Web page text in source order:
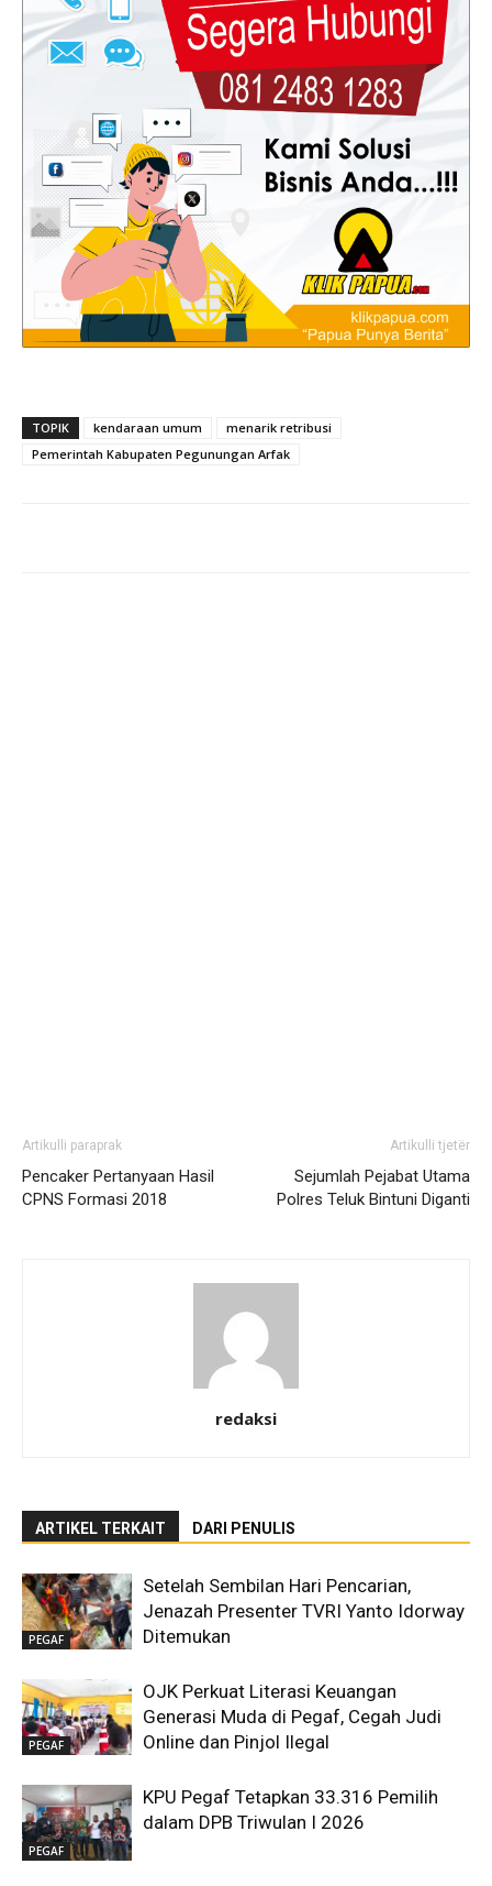
TOPIK kendaraan umum
menarik retribusi
Pemerintah Kabupaten Pegunungan Arfak
Artikulli paraprak
Pencaker Pertanyaan Hasil
CPNS Formasi 2018
Artikulli tjetër
Sejumlah Pejabat Utama
Polres Teluk Bintuni Diganti
redaksi
ARTIKEL TERKAIT DARI PENULIS
PEGAF
Setelah Sembilan Hari Pencarian,
Jenazah Presenter TVRI Yanto Idorway
Ditemukan
PEGAF
OJK Perkuat Literasi Keuangan
Generasi Muda di Pegaf, Cegah Judi
Online dan Pinjol Ilegal
PEGAF
KPU Pegaf Tetapkan 33.316 Pemilih
dalam DPB Triwulan I 2026